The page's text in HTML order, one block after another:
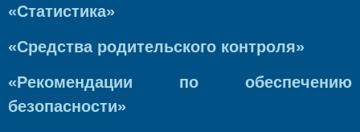
«Статистика»
«Средства родительского контроля»
«Рекомендации по обеспечению
безопасности»